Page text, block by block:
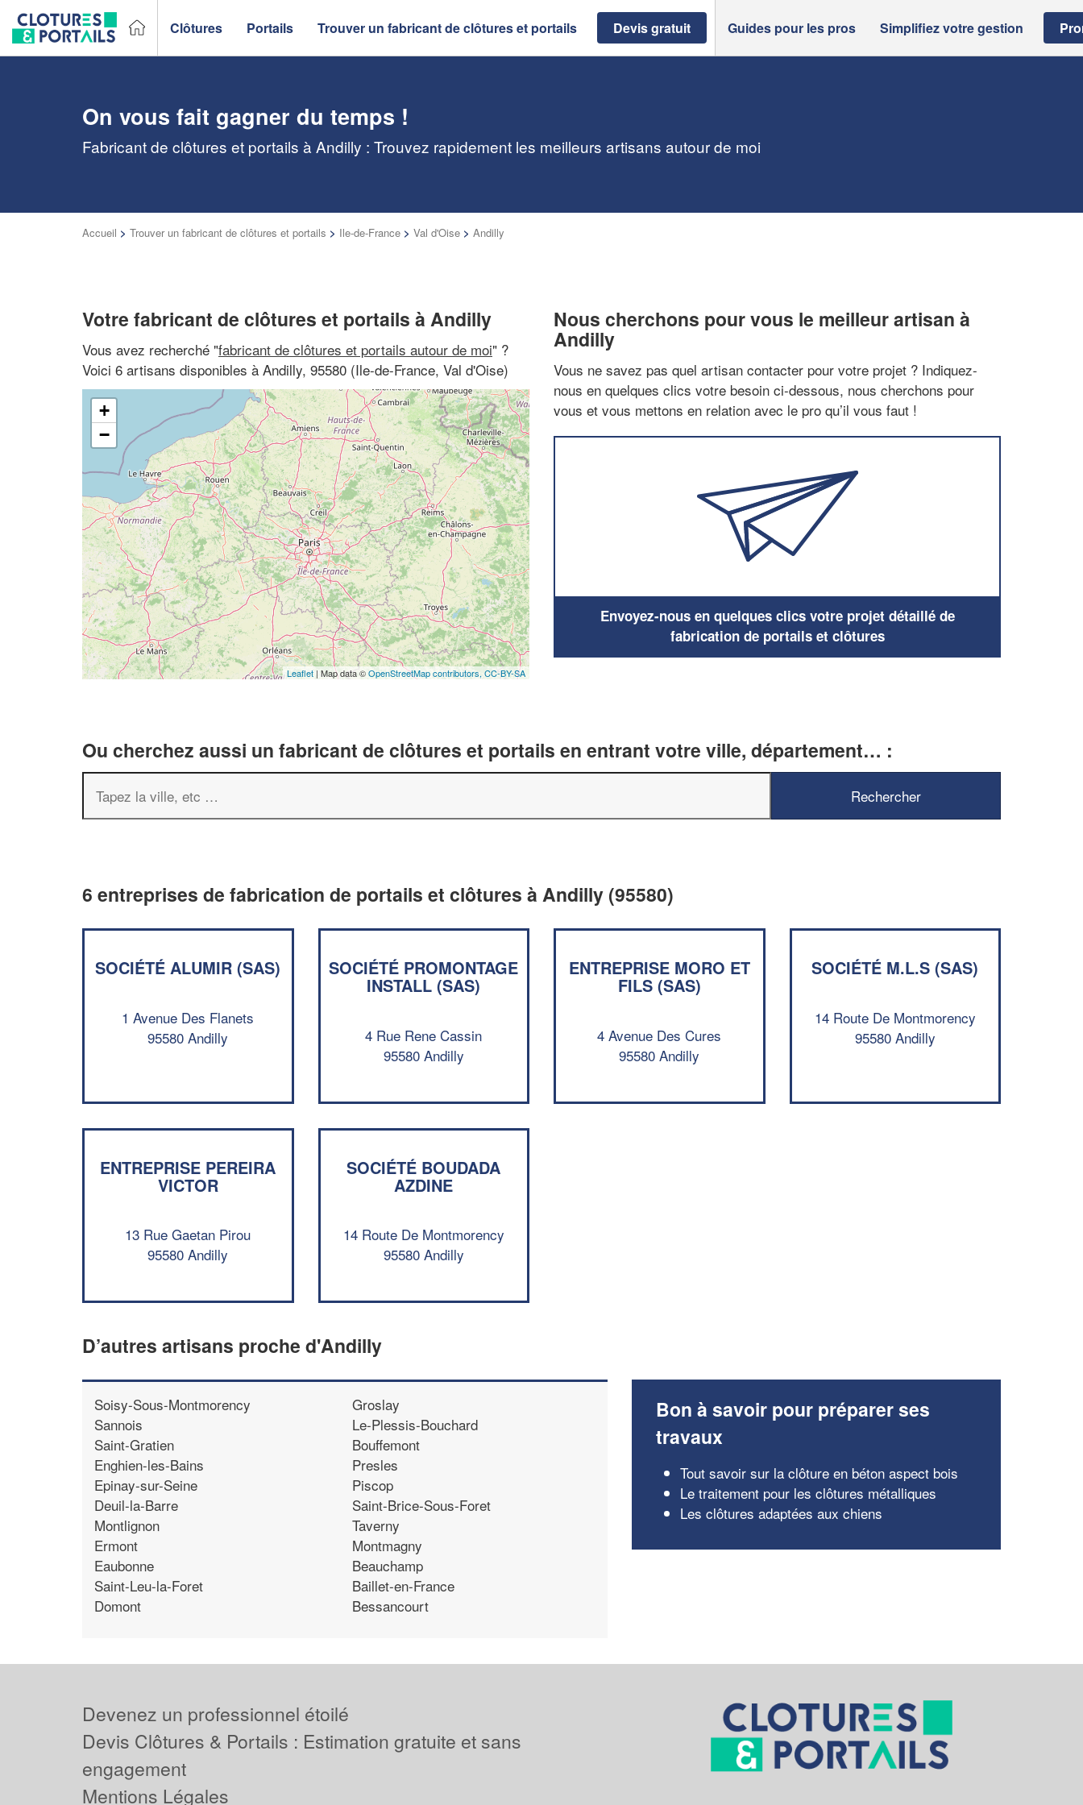
Clôtures Portails Trouver un fabricant de clôtures et portails Devis gratuit Guides pour les pros Simplifiez votre gestion
On vous fait gagner du temps !
Fabricant de clôtures et portails à Andilly : Trouvez rapidement les meilleurs artisans autour de moi
Accueil > Trouver un fabricant de clôtures et portails > Ile-de-France > Val d'Oise > Andilly
Votre fabricant de clôtures et portails à Andilly
Vous avez recherché "fabricant de clôtures et portails autour de moi" ?
Voici 6 artisans disponibles à Andilly, 95580 (Ile-de-France, Val d'Oise)
+
−
Leaflet | Map data ©OpenStreetMap contributors, CC-BY-SA
Nous cherchons pour vous le meilleur artisan à
Andilly
Vous ne savez pas quel artisan contacter pour votre projet ? Indiquez-
nous en quelques clics votre besoin ci-dessous, nous cherchons pour
vous et vous mettons en relation avec le pro qu’il vous faut !
Envoyez-nous en quelques clics votre projet détaillé de
fabrication de portails et clôtures
Ou cherchez aussi un fabricant de clôtures et portails en entrant votre ville, département… :
6 entreprises de fabrication de portails et clôtures à Andilly (95580)
SOCIÉTÉ ALUMIR (SAS)
1 Avenue Des Flanets
95580 Andilly
SOCIÉTÉ PROMONTAGE
INSTALL (SAS)
4 Rue Rene Cassin
95580 Andilly
ENTREPRISE MORO ET
FILS (SAS)
4 Avenue Des Cures
95580 Andilly
SOCIÉTÉ M.L.S (SAS)
14 Route De Montmorency
95580 Andilly
ENTREPRISE PEREIRA
VICTOR
13 Rue Gaetan Pirou
95580 Andilly
SOCIÉTÉ BOUDADA
AZDINE
14 Route De Montmorency
95580 Andilly
D’autres artisans proche d'Andilly
Soisy-Sous-Montmorency
Sannois
Saint-Gratien
Enghien-les-Bains
Epinay-sur-Seine
Deuil-la-Barre
Montlignon
Ermont
Eaubonne
Saint-Leu-la-Foret
Domont
Groslay
Le-Plessis-Bouchard
Bouffemont
Presles
Piscop
Saint-Brice-Sous-Foret
Taverny
Montmagny
Beauchamp
Baillet-en-France
Bessancourt
Bon à savoir pour préparer ses
travaux
Tout savoir sur la clôture en béton aspect bois
Le traitement pour les clôtures métalliques
Les clôtures adaptées aux chiens
Vous êtes un
Augmentez votre
nouveaux clients!
Devenez un professionnel étoilé
Devis Clôtures & Portails : Estimation gratuite et sans
engagement
Mentions Légales